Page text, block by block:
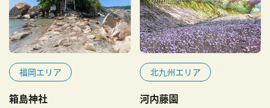
福岡エリア
箱島神社
北九州エリア
河内藤園